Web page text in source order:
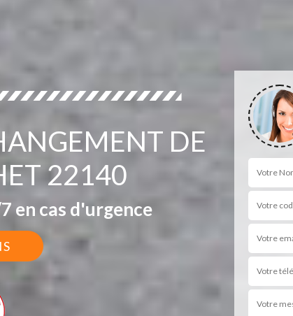
DE
22140
en cas d'urgence